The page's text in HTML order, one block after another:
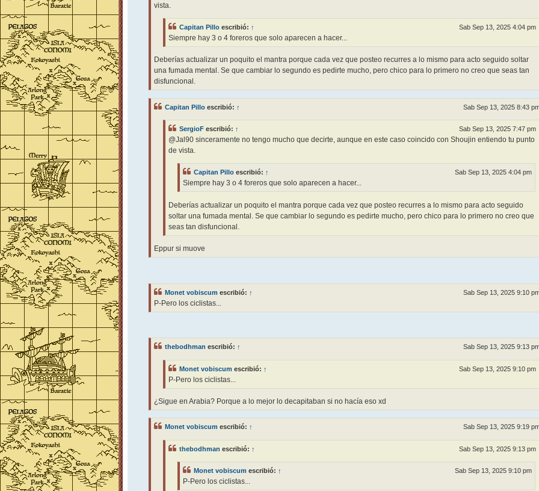
vista.
Capitan Pillo escribió: ↑ Sab Sep 13, 2025 4:04 pm
Siempre hay 3 o 4 foreros que solo aparecen a hacer...
Deberías actualizar un poquito el mantra porque cada vez que posteo recurres a lo mismo para acto seguido soltar
una fumada mental. Se que cambiar lo segundo es pedirte mucho, pero chico para lo primero no creo que seas tan
disfuncional.
Capitan Pillo escribió: ↑ Sab Sep 13, 2025 8:43
SergioF escribió: ↑ Sab Sep 13, 2025 7:47 pm
@Jal90 sinceramente no tengo mucho que decirte, aunque en este caso coincido con Shoujin entiendo tu punto
de vista.
Capitan Pillo escribió: ↑ Sab Sep 13, 2025 4:04 pm
Siempre hay 3 o 4 foreros que solo aparecen a hacer...
Deberías actualizar un poquito el mantra porque cada vez que posteo recurres a lo mismo para acto seguido
soltar una fumada mental. Se que cambiar lo segundo es pedirte mucho, pero chico para lo primero no creo que
seas tan disfuncional.
Eppur si muove
Monet vobiscum escribió: ↑ Sab Sep 13, 2025 9:10
P-Pero los ciclistas...
thebodhman escribió: ↑ Sab Sep 13, 2025 9:13
Monet vobiscum escribió: ↑ Sab Sep 13, 2025 9:10 pm
P-Pero los ciclistas...
¿Sigue en Arabia? Porque a lo mejor lo decapitaban si no hacía eso xd
Monet vobiscum escribió: ↑ Sab Sep 13, 2025 9:19
thebodhman escribió: ↑ Sab Sep 13, 2025 9:13 pm
Monet vobiscum escribió: ↑ Sab Sep 13, 2025 9:10 pm
P-Pero los ciclistas...